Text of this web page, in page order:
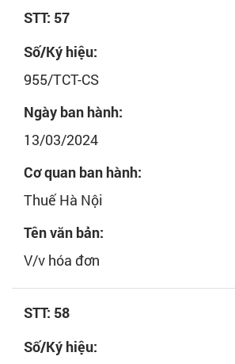
STT: 57
Số/Ký hiệu:
955/TCT-CS
Ngày ban hành:
13/03/2024
Cơ quan ban hành:
Thuế Hà Nội
Tên văn bản:
V/v hóa đơn
STT: 58
Số/Ký hiệu: